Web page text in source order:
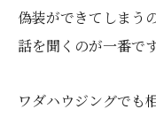
偽装ができてしまう
話を聞くのが一番です
ワダハウジングでも